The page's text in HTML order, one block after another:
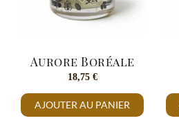
Aurore Boréale
18,75 €
AJOUTER AU PANIER